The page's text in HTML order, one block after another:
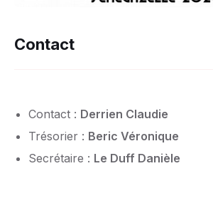
Contact
Contact : Derrien Claudie
Trésorier : Beric Véronique
Secrétaire : Le Duff Danièle